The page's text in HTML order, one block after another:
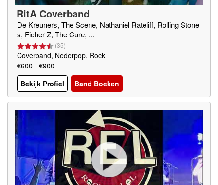
RitA Coverband
De Kreuners, The Scene, Nathaniel Rateliff, Rolling Stone
s, Ficher Z, The Cure, ...
(35)
Coverband, Nederpop, Rock
€600 - €900
Bekijk Profiel
Band Boeken